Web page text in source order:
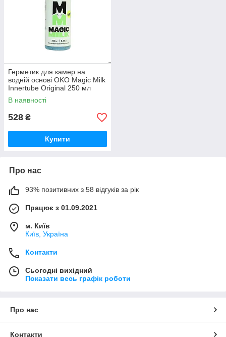
Герметик для камер на
водній основі OKO Magic Milk
Innertube Original 250 мл
В наявності
528 ₴
Купити
Про нас
93% позитивних з 58 відгуків за рік
Працює з 01.09.2021
м. Київ
Київ, Україна
Контакти
Сьогодні вихідний
Показати весь графік роботи
Про нас
Контакти